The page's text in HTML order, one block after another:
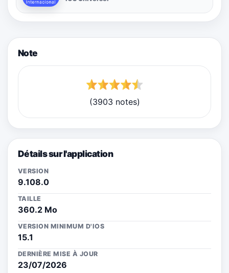
Note
(3903 notes)
Détails sur l'application
VERSION
9.108.0
TAILLE
360.2 Mo
VERSION MINIMUM D'IOS
15.1
DERNIÈRE MISE À JOUR
23/07/2026